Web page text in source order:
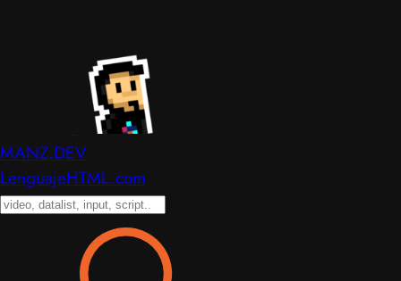
MANZ.DEV
LenguajeHTML.com